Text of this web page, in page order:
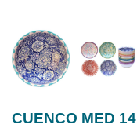
CUENCO MED